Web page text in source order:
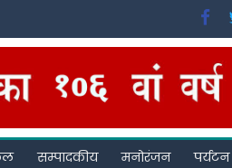
सम्पादकीय मनोरंजन पर्यटन